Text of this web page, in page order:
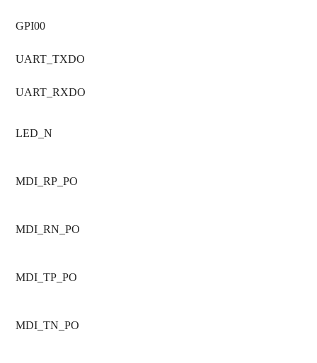
GPI00
UART_TXDO
UART_RXDO
LED_N
MDI_RP_PO
MDI_RN_PO
MDI_TP_PO
MDI_TN_PO